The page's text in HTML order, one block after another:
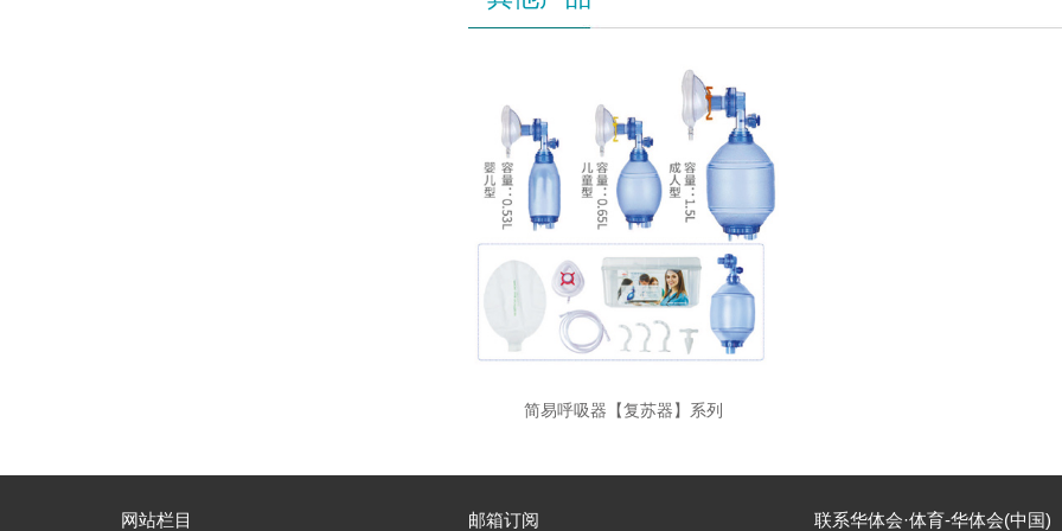
简易呼吸器【复苏器】系列
网站栏目 邮箱订阅 联系华体会·体育-华体会(中国)